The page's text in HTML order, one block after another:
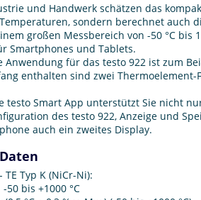
und Handwerk schätzen das
sondern berechnet auch
großen Messbereich von -50 °C
Smartphones und Tablets.
Anwendung für das testo 922 ist zum
enthalten sind zwei
testo Smart App unterstützt Sie nicht
des testo 922, Anzeige und
auch ein zweites Display.
Typ K (NiCr-Ni):
50 bis +1000 °C